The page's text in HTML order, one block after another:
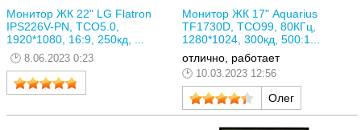
Монитор ЖК 22" LG Flatron
IPS226V-PN, TCO5.0,
1920*1080, 16:9, 250кд, ...
8.06.2023 0:23
Монитор ЖК 17" Aquarius
TF1730D, TCO99, 80КГц,
1280*1024, 300кд, 500:1...
отлично, работает
10.03.2023 12:56
Олег